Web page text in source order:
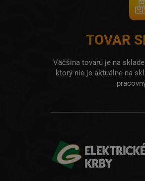
TOVAR
Väčšina tovaru je na
ktorý nie je aktuálne na